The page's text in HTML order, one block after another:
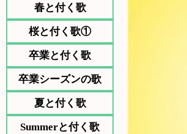
春と付く歌
桜と付く歌①
卒業と付く歌
卒業シーズンの歌
夏と付く歌
Summerと付く歌